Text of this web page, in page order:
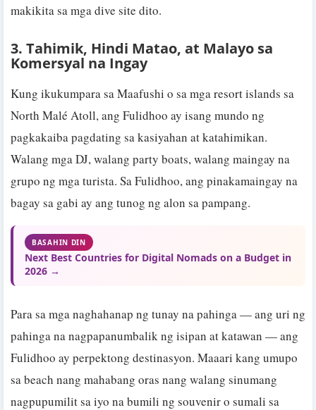
makikita sa mga dive site dito.
3. Tahimik, Hindi Matao, at Malayo sa
Komersyal na Ingay
Kung ikukumpara sa Maafushi o sa mga resort islands sa
North Malé Atoll, ang Fulidhoo ay isang mundo ng
pagkakaiba pagdating sa kasiyahan at katahimikan.
Walang mga DJ, walang party boats, walang maingay na
grupo ng mga turista. Sa Fulidhoo, ang pinakamaingay na
bagay sa gabi ay ang tunog ng alon sa pampang.
BASAHIN DIN
Next Best Countries for Digital Nomads on a Budget in
2026 →
Para sa mga naghahanap ng tunay na pahinga — ang uri ng
pahinga na nagpapanumbalik ng isipan at katawan — ang
Fulidhoo ay perpektong destinasyon. Maaari kang umupo
sa beach nang mahabang oras nang walang sinumang
nagpupumilit sa iyo na bumili ng souvenir o sumali sa